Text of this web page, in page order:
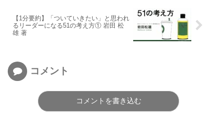
【1分要約】「ついていきたい」と思われ
るリーダーになる51の考え方① 岩田 松
雄 著
コメント
コメントを書き込む